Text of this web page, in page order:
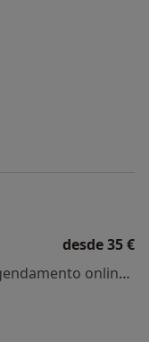
desde 35 €
Esse especialista não oferece agendamento online para esse endereço.